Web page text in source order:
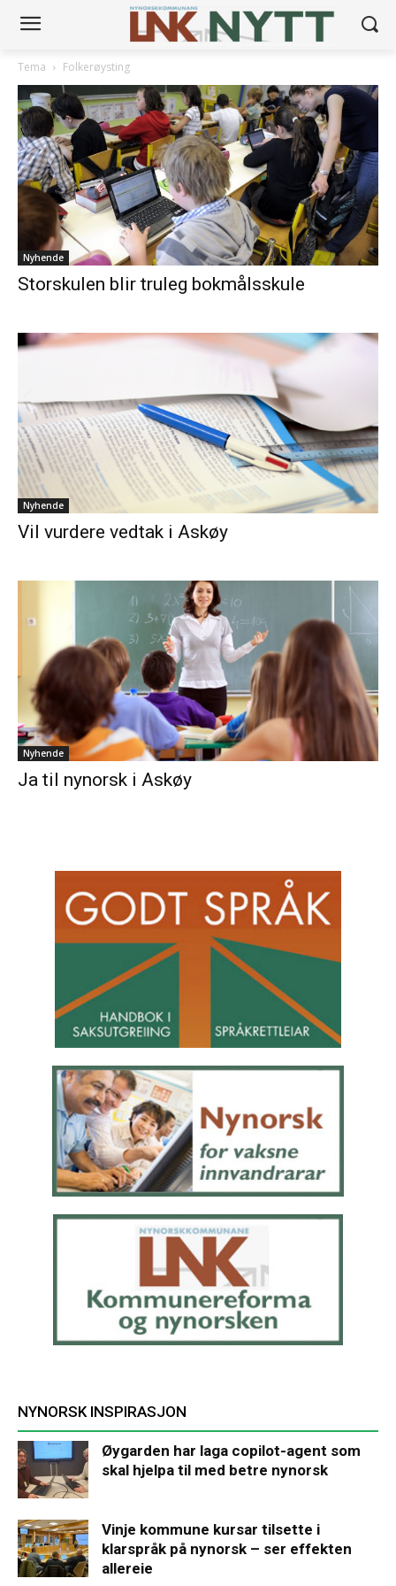
Tema Folkerøysting
Nyhende
Storskulen blir truleg bokmålsskule
Nyhende
Vil vurdere vedtak i Askøy
Nyhende
Ja til nynorsk i Askøy
NYNORSK INSPIRASJON
Øygarden har laga copilot-agent som
skal hjelpa til med betre nynorsk
Vinje kommune kursar tilsette i
klarspråk på nynorsk – ser effekten
allereie